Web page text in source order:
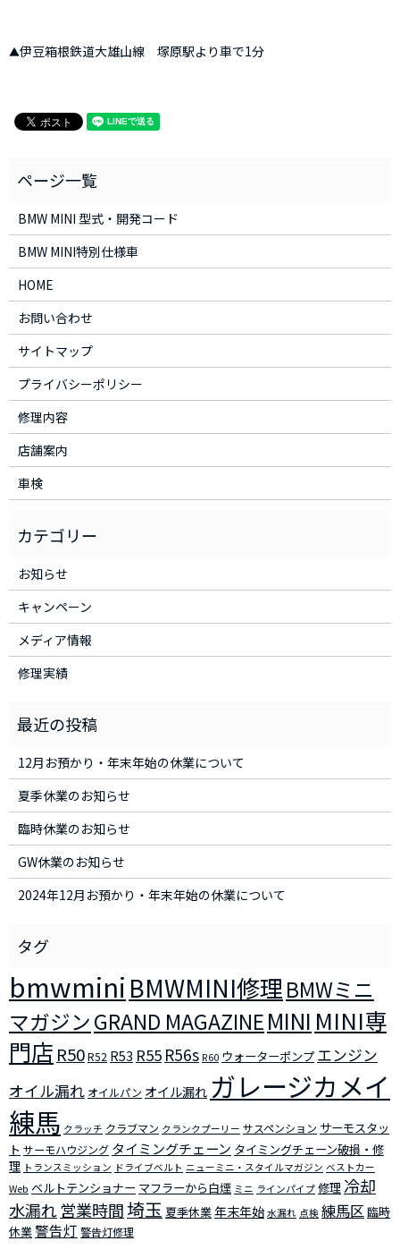
伊豆箱根鉄道大雄山線 塚原駅より車で1分
BMW MINI 型式・開発コード
BMW MINI特別仕様車
HOME
お問い合わせ
サイトマップ
プライバシーポリシー
修理内容
店舗案内
車検
お知らせ
キャンペーン
メディア情報
修理実績
12月お預かり・年末年始の休業について
夏季休業のお知らせ
臨時休業のお知らせ
GW休業のお知らせ
2024年12月お預かり・年末年始の休業について
bmwmini BMWMINI修理BMWミニ
マガジンGRAND MAGAZINEMINI MINI専
門店 R50R52 R53 R55 R56s R60 ウォーターポンプ エンジン
オイル漏れ オイルパン オイル漏れ ガレージカメイ
練馬 クラッチ クラブマン クランクプーリー サスペンション サーモスタッ
ト サーモハウジング タイミングチェーン タイミングチェーン破損・修
理 トランスミッション ドライブベルト ニューミニ・スタイルマガジン ベストカー
Web ベルトテンショナー マフラーから白煙 ミニ ラインパイプ 修理 冷却
水漏れ営業時間埼玉 夏季休業年末年始 水漏れ 点検 練馬区臨時
休業警告灯 警告灯修理